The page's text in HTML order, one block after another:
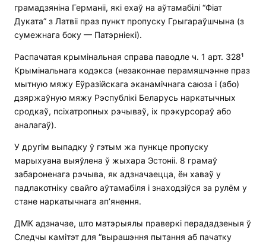
грамадзяніна Германіі, які ехаў на аўтамабілі “Фіат
Дуката” з Латвіі праз пункт пропуску Грыгараўшчына (з
сумежнага боку — Патэрніекі).
Распачатая крымінальная справа паводле ч. 1 арт. 328¹
Крымінальнага кодэкса (незаконнае перамяшчэнне праз
мытную мяжу Еўразійскага эканамічнага саюза і (або)
дзяржаўную мяжу Рэспублікі Беларусь наркатычных
сродкаў, псіхатропных рэчываў, іх прэкурсораў або
аналагаў).
У другім выпадку ў гэтым жа пункце пропуску
марыхуана выяўлена ў жыхара Эстоніі. 8 грамаў
забароненага рэчыва, як адзначаецца, ён хаваў у
падлакотніку свайго аўтамабіля і знаходзіўся за рулём у
стане наркатычнага ап’янення.
ДМК адзначае, што матэрыялы праверкі перададзеныя ў
Следчы камітэт для “вырашэння пытання аб пачатку